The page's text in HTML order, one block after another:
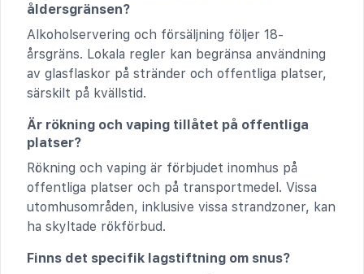
åldersgränsen?
Alkoholservering och försäljning följer 18-
årsgräns. Lokala regler kan begränsa användning
av glasflaskor på stränder och offentliga platser,
särskilt på kvällstid.
Är rökning och vaping tillåtet på offentliga
platser?
Rökning och vaping är förbjudet inomhus på
offentliga platser och på transportmedel. Vissa
utomhusområden, inklusive vissa strandzoner, kan
ha skyltade rökförbud.
Finns det specifik lagstiftning om snus?